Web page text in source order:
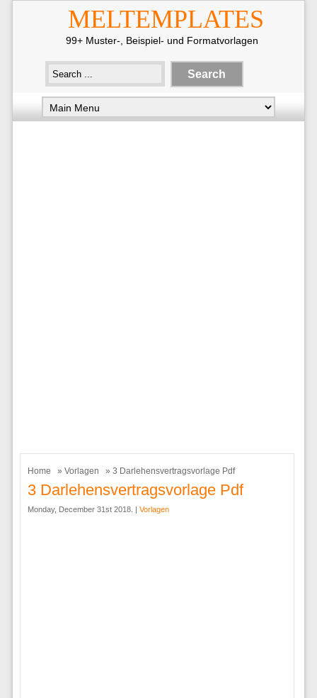
MELTEMPLATES
99+ Muster-, Beispiel- und Formatvorlagen
Home » Vorlagen » 3 Darlehensvertragsvorlage Pdf
3 Darlehensvertragsvorlage Pdf
Monday, December 31st 2018. | Vorlagen